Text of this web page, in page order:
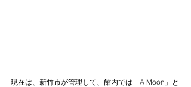
現在は、新竹市が管理して、館内では「A Moon」と